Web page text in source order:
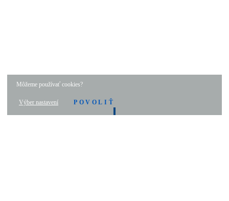
Môžeme používať cookies?
Výber nastavení POVOLIŤ